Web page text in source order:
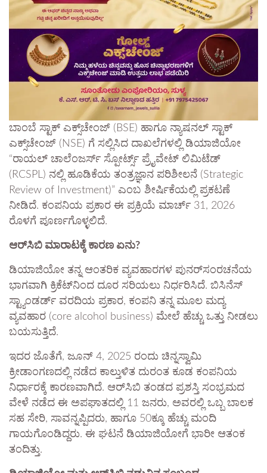
ಬಾಂಬೆ ಸ್ಟಾಕ್ ಎಕ್ಸ್‌ಚೇಂಜ್ (BSE) ಹಾಗೂ ನ್ಯಾಷನಲ್ ಸ್ಟಾಕ್
ಎಕ್ಸ್‌ಚೇಂಜ್ (NSE) ಗೆ ಸಲ್ಲಿಸಿದ ದಾಖಲೆಗಳಲ್ಲಿ ಡಿಯಾಜಿಯೋ
“ರಾಯಲ್ ಚಾಲೆಂಜರ್ಸ್ ಸ್ಪೋರ್ಟ್ಸ್ ಪ್ರೈವೇಟ್ ಲಿಮಿಟೆಡ್
(RCSPL) ನಲ್ಲಿ ಹೂಡಿಕೆಯ ತಂತ್ರಜ್ಞಾನ ಪರಿಶೀಲನೆ (Strategic
Review of Investment)” ಎಂಬ ಶೀರ್ಷಿಕೆಯಲ್ಲಿ ಪ್ರಕಟಣೆ
ನೀಡಿದೆ. ಕಂಪನಿಯ ಪ್ರಕಾರ ಈ ಪ್ರಕ್ರಿಯೆ ಮಾರ್ಚ್ 31, 2026
ರೊಳಗೆ ಪೂರ್ಣಗೊಳ್ಳಲಿದೆ.
ಆರ್‌ಸಿಬಿ ಮಾರಾಟಕ್ಕೆ ಕಾರಣ ಏನು?
ಡಿಯಾಜಿಯೋ ತನ್ನ ಆಂತರಿಕ ವ್ಯವಹಾರಗಳ ಪುನರ್‌ಸಂರಚನೆಯ
ಭಾಗವಾಗಿ ಕ್ರಿಕೆಟ್‌ನಿಂದ ದೂರ ಸರಿಯಲು ನಿರ್ಧರಿಸಿದೆ. ಬಿಸಿನೆಸ್
ಸ್ಟ್ಯಾಂಡರ್ಡ್ ವರದಿಯ ಪ್ರಕಾರ, ಕಂಪನಿ ತನ್ನ ಮೂಲ ಮದ್ಯ
ವ್ಯವಹಾರ (core alcohol business) ಮೇಲೆ ಹೆಚ್ಚು ಒತ್ತು ನೀಡಲು
ಬಯಸುತ್ತಿದೆ.
ಇದರ ಜೊತೆಗೆ, ಜೂನ್ 4, 2025 ರಂದು ಚಿನ್ನಸ್ವಾಮಿ
ಕ್ರೀಡಾಂಗಣದಲ್ಲಿ ನಡೆದ ಕಾಲ್ತುಳಿತ ದುರಂತ ಕೂಡ ಕಂಪನಿಯ
ನಿರ್ಧಾರಕ್ಕೆ ಕಾರಣವಾಗಿದೆ. ಆರ್‌ಸಿಬಿ ತಂಡದ ಪ್ರಶಸ್ತಿ ಸಂಭ್ರಮದ
ವೇಳೆ ನಡೆದ ಈ ಅಪಘಾತದಲ್ಲಿ 11 ಜನರು, ಅವರಲ್ಲಿ ಒಬ್ಬ ಬಾಲಕ
ಸಹ ಸೇರಿ, ಸಾವನ್ನಪ್ಪಿದರು, ಹಾಗೂ 50ಕ್ಕೂ ಹೆಚ್ಚು ಮಂದಿ
ಗಾಯಗೊಂಡಿದ್ದರು. ಈ ಘಟನೆ ಡಿಯಾಜಿಯೋಗೆ ಭಾರೀ ಆತಂಕ
ತಂದಿತ್ತು.